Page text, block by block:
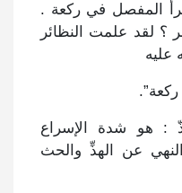
المفصل في ركعة .
؟ لقد علمت النظائر
عليه
: هو شدة الإسراع
عن الهذِّ والحث